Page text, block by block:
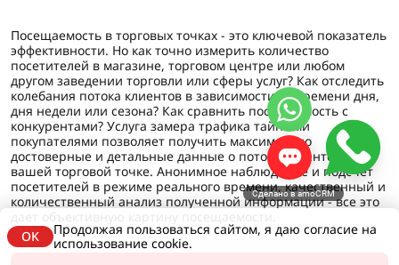
Посещаемость в торговых точках - это ключевой показатель
эффективности. Но как точно измерить количество
посетителей в магазине, торговом центре или любом
другом заведении торговли или сферы услуг? Как отследить
колебания потока клиентов в зависимости от времени дня,
дня недели или сезона? Как сравнить посещаемость с
конкурентами? Услуга замера трафика тайными
покупателями позволяет получить максимально
достоверные и детальные данные о потоке клиентов в
вашей торговой точке. Анонимное наблюдение и подсчет
посетителей в режиме реального времени, качественный и
количественный анализ полученной информации - все это
OK
Продолжая пользоваться сайтом, я даю согласие на
использование cookie.
Сделано в amoCRM